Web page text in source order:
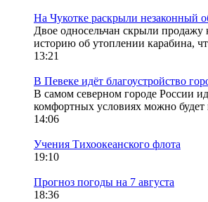
На Чукотке раскрыли незаконный
Двое односельчан скрыли продажу
историю об утоплении карабина,
13:21
В Певеке идёт благоустройство
В самом северном городе России
комфортных условиях можно будет
14:06
Учения Тихоокеанского флота
19:10
Прогноз погоды на 7 августа
18:36